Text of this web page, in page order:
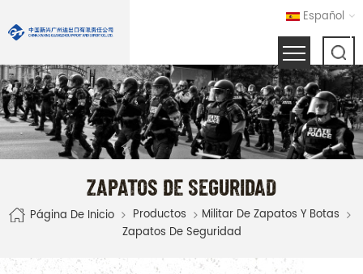
Español
ZAPATOS DE SEGURIDAD
Página De Inicio Productos
Militar De Zapatos Y Botas
Zapatos De Seguridad